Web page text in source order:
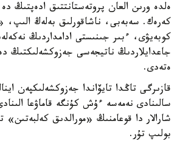
ەلدە ورىن العان پروتەستانتتىق ادەپتىڭ
كەرەك. سەبەبى، ناشاقورلىق بەلەڭ الىپ،
كوبەيۋى، ءبىر جىنىستى ادامداردىڭ
جاعدايلاردىڭ ناتيجەسى جەزوكشەلىكتىڭ دە
ەتەدى.
قازىرگى تاڭدا تايۆاندا جەزوكشەلىكپەن
سالىنادى نەمەسە ءۇش كۇنگە قاماۋعا
شارالار دا قوعامنىڭ «مورالدىق كەلبەتىن»
بولىپ تۇر.